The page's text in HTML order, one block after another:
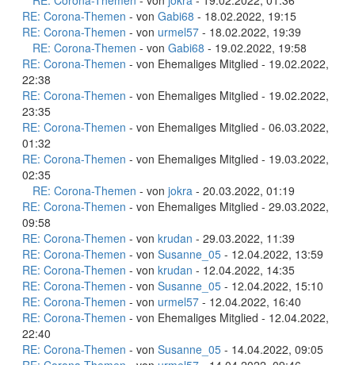
RE: Corona-Themen - von Gabi68 - 18.02.2022, 19:15
RE: Corona-Themen - von urmel57 - 18.02.2022, 19:39
RE: Corona-Themen - von Gabi68 - 19.02.2022, 19:58
RE: Corona-Themen - von Ehemaliges Mitglied - 19.02.2022,
22:38
RE: Corona-Themen - von Ehemaliges Mitglied - 19.02.2022,
23:35
RE: Corona-Themen - von Ehemaliges Mitglied - 06.03.2022,
01:32
RE: Corona-Themen - von Ehemaliges Mitglied - 19.03.2022,
02:35
RE: Corona-Themen - von jokra - 20.03.2022, 01:19
RE: Corona-Themen - von Ehemaliges Mitglied - 29.03.2022,
09:58
RE: Corona-Themen - von krudan - 29.03.2022, 11:39
RE: Corona-Themen - von Susanne_05 - 12.04.2022, 13:59
RE: Corona-Themen - von krudan - 12.04.2022, 14:35
RE: Corona-Themen - von Susanne_05 - 12.04.2022, 15:10
RE: Corona-Themen - von urmel57 - 12.04.2022, 16:40
RE: Corona-Themen - von Ehemaliges Mitglied - 12.04.2022,
22:40
RE: Corona-Themen - von Susanne_05 - 14.04.2022, 09:05